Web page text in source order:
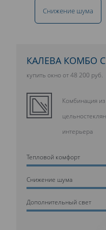
Снижение шума
КАЛЕВА КОМБО
купить окно от 48 200 руб.
Комбинация
интерьера
Тепловой комфорт
Cнижение шума
Дополнительный свет